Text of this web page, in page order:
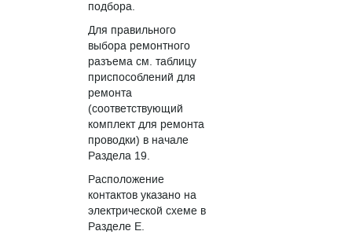
подбора.
Для правильного
выбора ремонтного
разъема см. таблицу
приспособлений для
ремонта
(соответствующий
комплект для ремонта
проводки) в начале
Раздела 19.
Расположение
контактов указано на
электрической схеме в
Разделе E.